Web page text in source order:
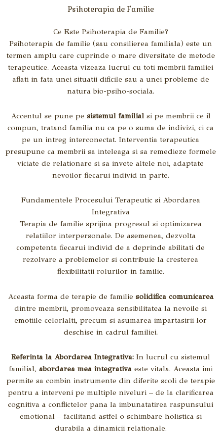
Psihoterapia de Familie
Ce Este Psihoterapia de Familie?
Psihoterapia de familie (sau consilierea familiala) este un
termen amplu care cuprinde o mare diversitate de metode
terapeutice. Aceasta vizeaza lucrul cu toti membrii familiei
aflati in fata unei situatii dificile sau a unei probleme de
natura bio-psiho-sociala.
Accentul se pune pe sistemul familialsi pe membrii ce il
compun, tratand familia nu ca pe o suma de indivizi, ci ca
pe un intreg interconectat. Interventia terapeutica
presupune ca membrii sa inteleaga si sa remedieze formele
viciate de relationare si sa invete altele noi, adaptate
nevoilor fiecarui individ in parte.
Fundamentele Procesului Terapeutic si Abordarea
Integrativa
Terapia de familie sprijina progresul si optimizarea
relatiilor interpersonale. De asemenea, dezvolta
competenta fiecarui individ de a deprinde abilitati de
rezolvare a problemelor si contribuie la cresterea
flexibilitatii rolurilor in familie.
Aceasta forma de terapie de familie solidifica comunicarea
dintre membrii, promoveaza sensibilitatea la nevoile si
emotiile celorlalti, precum si asumarea impartasirii lor
deschise in cadrul familiei.
Referinta la Abordarea Integrativa:In lucrul cu sistemul
familial, abordarea mea integrativaeste vitala. Aceasta imi
permite sa combin instrumente din diferite scoli de terapie
pentru a interveni pe multiple niveluri – de la clarificarea
cognitiva a conflictelor pana la imbunatatirea raspunsului
emotional – facilitand astfel o schimbare holistica si
durabila a dinamicii relationale.